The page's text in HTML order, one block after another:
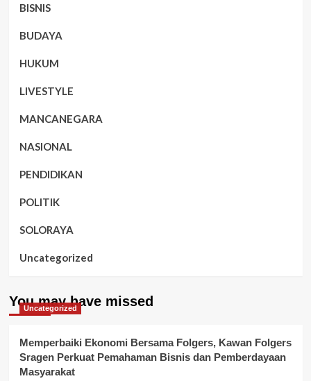
BISNIS
BUDAYA
HUKUM
LIVESTYLE
MANCANEGARA
NASIONAL
PENDIDIKAN
POLITIK
SOLORAYA
Uncategorized
You may have missed
Uncategorized
Memperbaiki Ekonomi Bersama Folgers, Kawan Folgers
Sragen Perkuat Pemahaman Bisnis dan Pemberdayaan
Masyarakat